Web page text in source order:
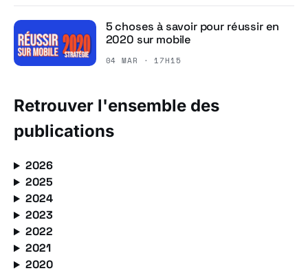
5 choses à savoir pour réussir en
2020 sur mobile
04 MAR · 17H15
Retrouver l'ensemble des
publications
2026
2025
2024
2023
2022
2021
2020